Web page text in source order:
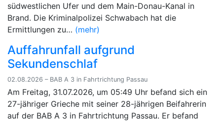
südwestlichen Ufer und dem Main-Donau-Kanal in
Brand. Die Kriminalpolizei Schwabach hat die
Ermittlungen zu… (mehr)
Auffahrunfall aufgrund
Sekundenschlaf
02.08.2026 – BAB A 3 in Fahrtrichtung Passau
Am Freitag, 31.07.2026, um 05:49 Uhr befand sich ein
27-jähriger Grieche mit seiner 28-jährigen Beifahrerin
auf der BAB A 3 in Fahrtrichtung Passau. Er befand